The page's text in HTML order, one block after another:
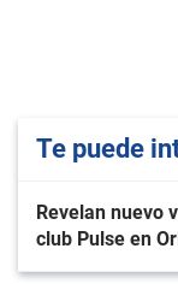
Te puede
Revelan nuevo
club Pulse en